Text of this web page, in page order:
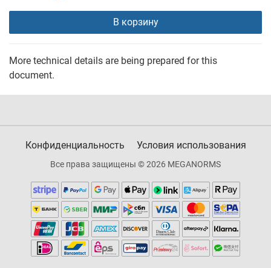
В корзину
More technical details are being prepared for this
document.
Конфиденциальность Условия использования
Все права защищены © 2026 MEGANORMS